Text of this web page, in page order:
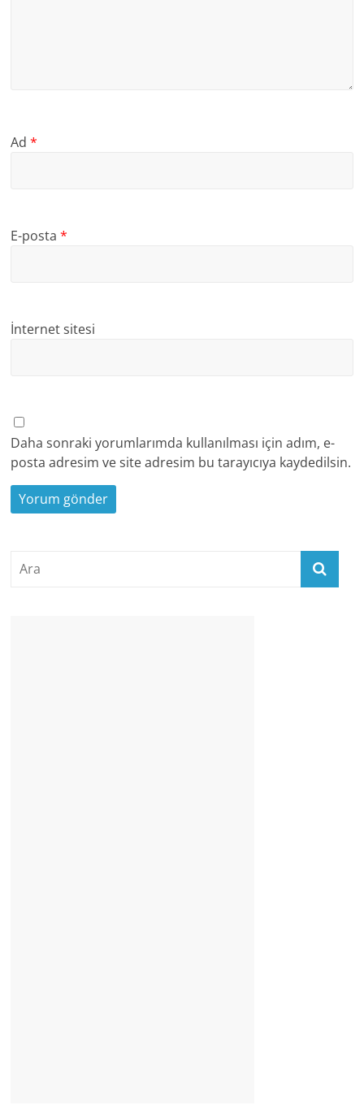
Ad*
E-posta*
İnternet sitesi
Daha sonraki yorumlarımda kullanılması için adım, e-
posta adresim ve site adresim bu tarayıcıya kaydedilsin.